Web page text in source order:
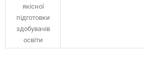
якісної
підготовки
здобувачів
освіти